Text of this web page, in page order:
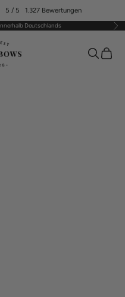
5 / 5 1.327 Bewertungen
Deutschlands Vor
Suchen